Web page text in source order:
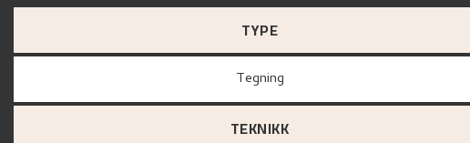
TYPE
Tegning
TEKNIKK